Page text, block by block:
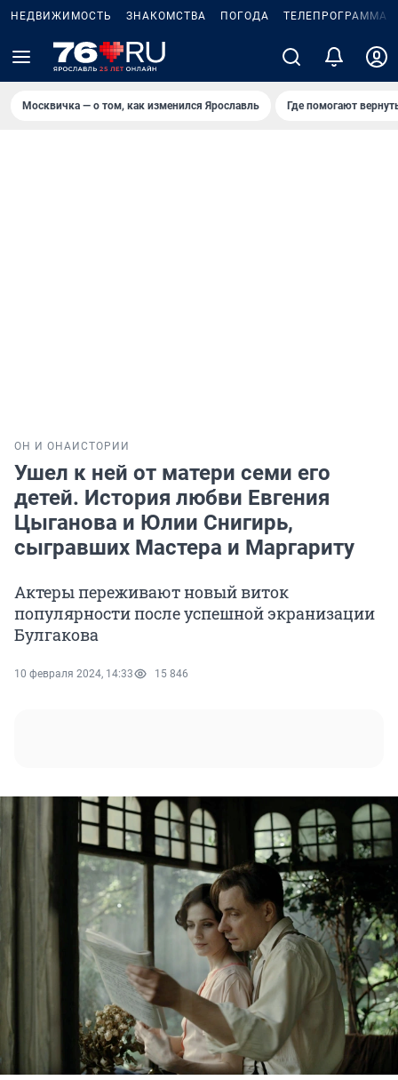
НЕДВИЖИМОСТЬ ЗНАКОМСТВА ПОГОДА ТЕЛЕПРОГРАММА
Москвичка — о том, как изменился Ярославль Где помогают
ОН И ОНА ИСТОРИИ
Ушел к ней от матери семи его
детей. История любви Евгения
Цыганова и Юлии Снигирь,
сыгравших Мастера и Маргариту
Актеры переживают новый виток
популярности после успешной экранизации
Булгакова
10 февраля 2024, 14:33 15 846